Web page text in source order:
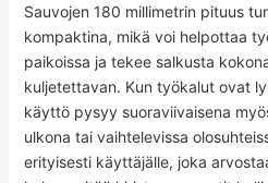
Sauvojen 180 millimetrin pituus
kompaktina, mikä voi helpottaa
paikoissa ja tekee salkusta
kuljetettavan. Kun työkalut ovat
käyttö pysyy suoraviivaisena
ulkona tai vaihtelevissa
erityisesti käyttäjälle, joka